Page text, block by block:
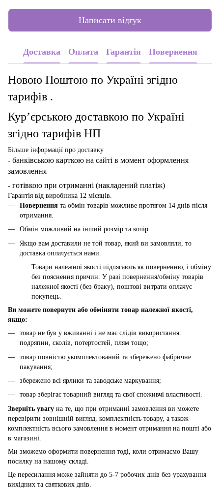
Написати відгук
Доставка Оплата Гарантія Повернення
Новою Поштою по Україні згідно
тарифів .
Кур’єрською доставкою по Україні
згідно тарифів НП
Більше інформації про доставку
- банківською карткою на сайті в момент оформлення
замовлення
- готівкою при отриманні (накладений платіж)
Гарантія від виробника 12 місяців.
Повернення та обмін товарів можливе протягом 14 днів після
отримання.
Обмін можливий на інший розмір та колір.
Якщо вам доставили не той товар, який ви замовляли, то
доставка оплачується нами.
Товари належної якості підлягають як поверненню, і обміну
без пояснення причин. У разі повернення/обміну товарів
належної якості (без браку), поштові витрати оплачує
покупець.
Ви можете повернути або обміняти товар належної якості,
якщо:
товар не був у вживанні і не має слідів використання:
подряпин, сколів, потертостей, плям тощо;
товар повністю укомплектований та збережено фабричне
пакування;
збережено всі ярлики та заводське маркування;
товар зберігає товарний вигляд та свої споживчі властивості.
Зверніть увагу на те, що при отриманні замовлення ви можете
перевірити зовнішній вигляд, комплектність товару, а також
комплектність всього замовлення в момент отримання на пошті або
в магазині.
Ми зможемо оформити повернення тоді, коли отримаємо Вашу
посилку на нашому складі.
Це пересилання може зайняти до 5-7 робочих днів без урахування
вихідних та святкових днів.